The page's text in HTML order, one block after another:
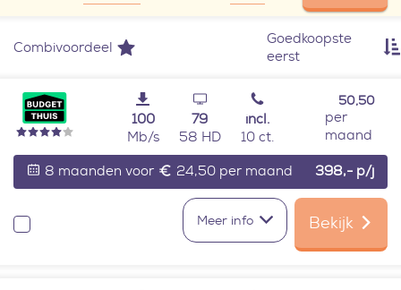
Combivoordeel
Goedkoopste
eerst
100
Mb/s
79
58 HD
incl.
10 ct.
50,50
per
maand
8 maanden voor
24,50 per maand 398,- p/j
Meer info Bekijk